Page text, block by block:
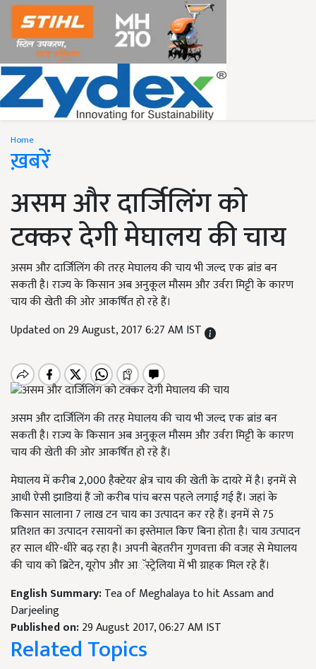
Home
ख़बरें
असम और दार्जिलिंग को
टक्कर देगी मेघालय की चाय
असम और दार्जिलिंग की तरह मेघालय की चाय भी जल्द एक ब्रांड बन
सकती है। राज्य के किसान अब अनुकूल मौसम और उर्वरा मिट्टी के कारण
चाय की खेती की ओर आकर्षित हो रहे हैं।
Updated on 29 August, 2017 6:27 AM IST
असम और दार्जिलिंग की तरह मेघालय की चाय भी जल्द एक ब्रांड बन
सकती है। राज्य के किसान अब अनुकूल मौसम और उर्वरा मिट्टी के कारण
चाय की खेती की ओर आकर्षित हो रहे हैं।
मेघालय में करीब 2,000 हैक्टेयर क्षेत्र चाय की खेती के दायरे में है। इनमें से
आधी ऐसी झाडियां हैं जो करीब पांच बरस पहले लगाई गई हैं। जहां के
किसान सालाना 7 लाख टन चाय का उत्पादन कर रहे हैं। इनमें से 75
प्रतिशत का उत्पादन रसायनों का इस्तेमाल किए बिना होता है। चाय उत्पादन
हर साल धीरे-धीरे बढ़ रहा है। अपनी बेहतरीन गुणवत्ता की वजह से मेघालय
की चाय को ब्रिटेन, यूरोप और आॅस्ट्रेलिया में भी ग्राहक मिल रहे हैं।
English Summary:Tea of Meghalaya to hit Assam and
Darjeeling
Published on:29 August 2017, 06:27 AM IST
Related Topics